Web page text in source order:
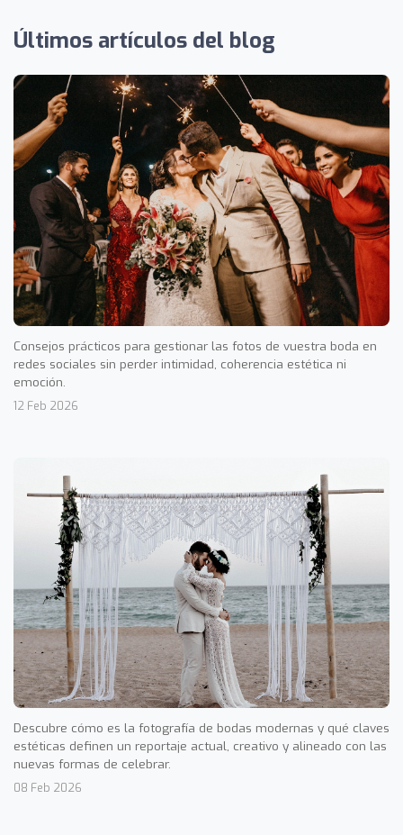
Últimos artículos del blog
Consejos prácticos para gestionar las fotos de vuestra boda en
redes sociales sin perder intimidad, coherencia estética ni
emoción.
12 Feb 2026
Descubre cómo es la fotografía de bodas modernas y qué claves
estéticas definen un reportaje actual, creativo y alineado con las
nuevas formas de celebrar.
08 Feb 2026